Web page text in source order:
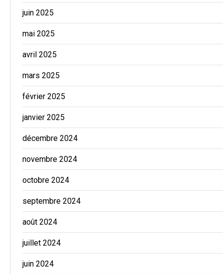
juin 2025
mai 2025
avril 2025
mars 2025
février 2025
janvier 2025
décembre 2024
novembre 2024
octobre 2024
septembre 2024
août 2024
juillet 2024
juin 2024